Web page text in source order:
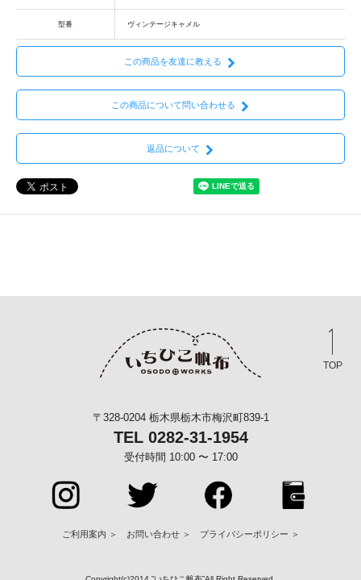
型番 ヴィンテージキャメル
この商品を友達に教える
この商品について問い合わせる
返品について
TOP
〒328-0204 栃木県栃木市梅沢町839-1
TEL 0282-31-1954
受付時間 10:00 〜 17:00
ご利用案内 ＞ お問い合わせ ＞ プライバシーポリシー ＞